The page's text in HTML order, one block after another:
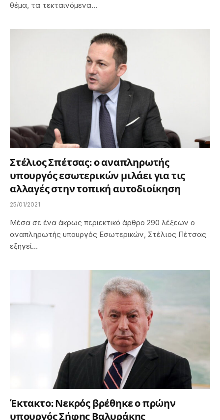
θέμα, τα τεκταινόμενα…
Στέλιος Σπέτσας: ο αναπληρωτής
υπουργός εσωτερικών μιλάει για τις
αλλαγές στην τοπική αυτοδιοίκηση
25/01/2021
Μέσα σε ένα άκρως περιεκτικό άρθρο 290 λέξεων ο
αναπληρωτής υπουργός Εσωτερικών, Στέλιος Πέτσας
εξηγεί…
Έκτακτο: Νεκρός βρέθηκε ο πρώην
υπουργός Σήφης Βαλυράκης